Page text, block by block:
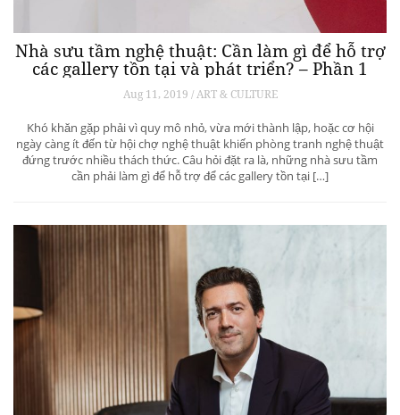
Nhà sưu tầm nghệ thuật: Cần làm gì để hỗ trợ
các gallery tồn tại và phát triển? – Phần 1
Aug 11, 2019 / ART & CULTURE
Khó khăn gặp phải vì quy mô nhỏ, vừa mới thành lập, hoặc cơ hội
ngày càng ít đến từ hội chợ nghệ thuật khiến phòng tranh nghệ thuật
đứng trước nhiều thách thức. Câu hỏi đặt ra là, những nhà sưu tầm
cần phải làm gì để hỗ trợ để các gallery tồn tại […]